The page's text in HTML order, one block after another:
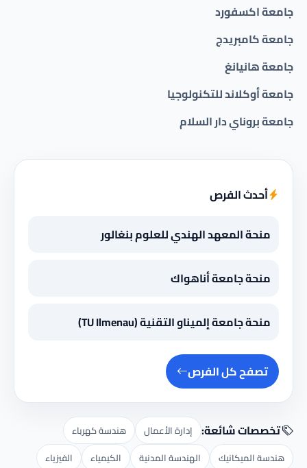
جامعة اكسفورد
جامعة كامبريدج
جامعة هانيانغ
جامعة أوكلاند للتكنولوجيا
جامعة بروناي دار السلام
أحدث الفرص
منحة المعهد الهندي للعلوم بنغالور
منحة جامعة أناهواك
منحة جامعة إلميناو التقنية (TU Ilmenau)
تصفح كل الفرص
تخصصات شائعة: إدارة الأعمال
هندسة كهرباء
هندسة الميكانيك
الهندسة المدنية الكيمياء الفيزياء